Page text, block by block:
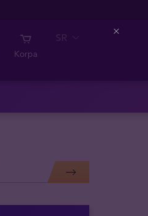
Korpa
SR Close